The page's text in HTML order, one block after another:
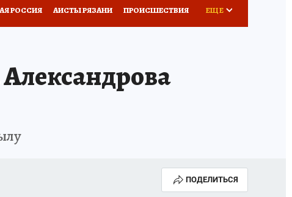
РОССИЯ АИСТЫ РЯЗАНИ ПРОИСШЕСТВИЯ ЕЩЕ
Александрова
ПОДЕЛИТЬСЯ